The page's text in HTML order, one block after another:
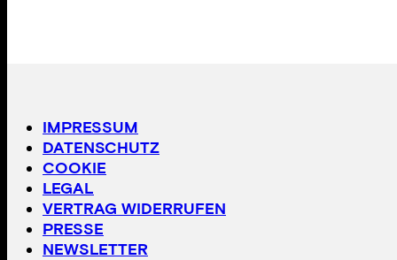
IMPRESSUM
DATENSCHUTZ
COOKIE
LEGAL
VERTRAG WIDERRUFEN
PRESSE
NEWSLETTER